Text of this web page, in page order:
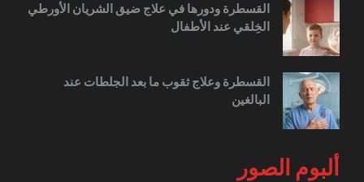
القسطرة ودورها في علاج ضيق الشريان الأورطي
الخِلقي عند الأطفال
القسطرة وعلاج ثقوب ما بعد الجلطات عند
البالغين
ألبوم الصور